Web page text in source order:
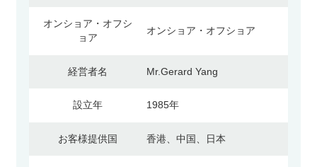
オンショア・オフシ
ョア
オンショア・オフショア
経営者名 Mr.Gerard Yang
設立年 1985年
お客様提供国 香港、中国、日本